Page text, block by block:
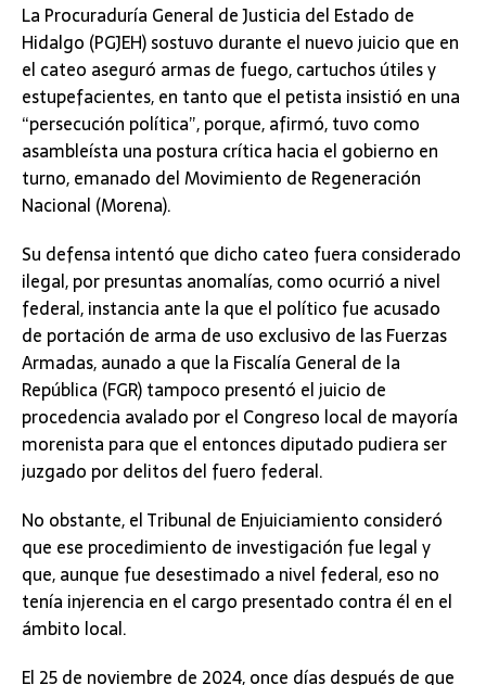
La Procuraduría General de Justicia del Estado de
Hidalgo (PGJEH) sostuvo durante el nuevo juicio que en
el cateo aseguró armas de fuego, cartuchos útiles y
estupefacientes, en tanto que el petista insistió en una
“persecución política”, porque, afirmó, tuvo como
asambleísta una postura crítica hacia el gobierno en
turno, emanado del Movimiento de Regeneración
Nacional (Morena).
Su defensa intentó que dicho cateo fuera considerado
ilegal, por presuntas anomalías, como ocurrió a nivel
federal, instancia ante la que el político fue acusado
de portación de arma de uso exclusivo de las Fuerzas
Armadas, aunado a que la Fiscalía General de la
República (FGR) tampoco presentó el juicio de
procedencia avalado por el Congreso local de mayoría
morenista para que el entonces diputado pudiera ser
juzgado por delitos del fuero federal.
No obstante, el Tribunal de Enjuiciamiento consideró
que ese procedimiento de investigación fue legal y
que, aunque fue desestimado a nivel federal, eso no
tenía injerencia en el cargo presentado contra él en el
ámbito local.
El 25 de noviembre de 2024, once días después de que